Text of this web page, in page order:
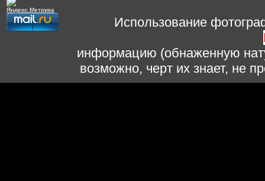
Использование
информацию (обнаженную
возможно, черт их знает, не